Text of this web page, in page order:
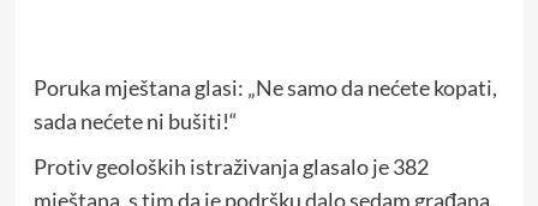
Poruka mještana glasi: „Ne samo da nećete kopati,
sada nećete ni bušiti!“
Protiv geoloških istraživanja glasalo je 382
mještana, s tim da je podršku dalo sedam građana,